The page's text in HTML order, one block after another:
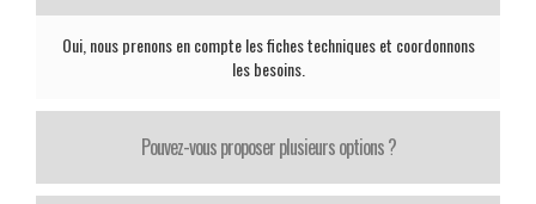
Oui, nous prenons en compte les fiches techniques et coordonnons
les besoins.
Pouvez-vous proposer plusieurs options ?